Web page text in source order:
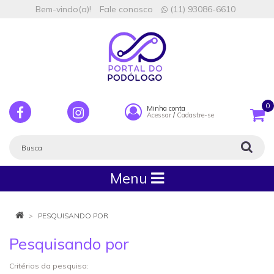
Bem-vindo(a)! Fale conosco (11) 93086-6610
Minha conta
Acessar / Cadastre-se
0
Menu
PESQUISANDO POR
Pesquisando por
Critérios da pesquisa: